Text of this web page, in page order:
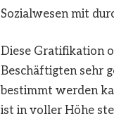
Sozialwesen mit
Diese Gratifikation
Beschäftigten sehr
bestimmt werden
ist in voller Höhe